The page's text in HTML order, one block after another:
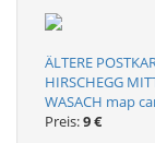
ÄLTERE
HIRSCHEGG
WASACH map
Preis:9 €